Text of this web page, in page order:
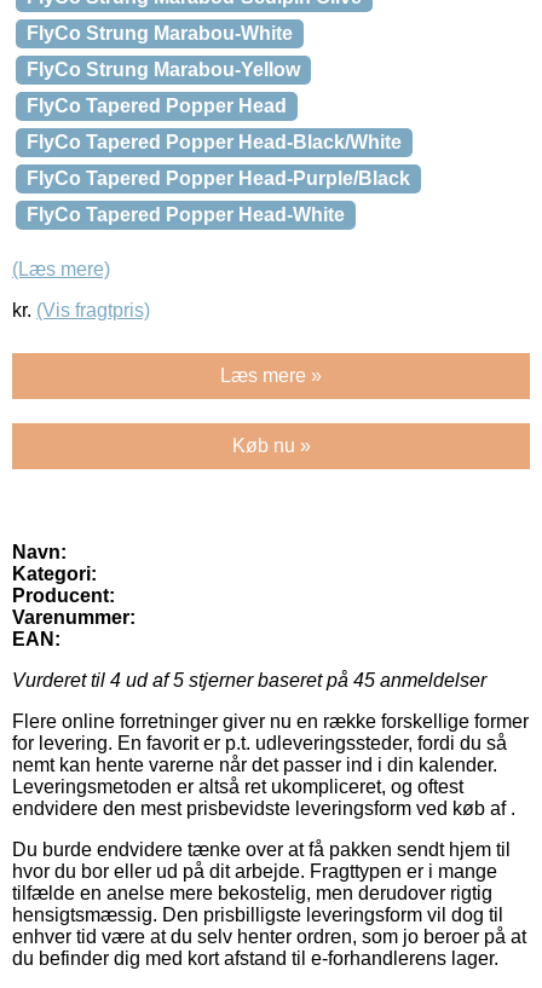
FlyCo Strung Marabou-White
FlyCo Strung Marabou-Yellow
FlyCo Tapered Popper Head
FlyCo Tapered Popper Head-Black/White
FlyCo Tapered Popper Head-Purple/Black
FlyCo Tapered Popper Head-White
(Læs mere)
kr. (Vis fragtpris)
Læs mere »
Køb nu »
Navn:
Kategori:
Producent:
Varenummer:
EAN:
Vurderet til 4 ud af 5 stjerner baseret på 45 anmeldelser
Flere online forretninger giver nu en række forskellige former
for levering. En favorit er p.t. udleveringssteder, fordi du så
nemt kan hente varerne når det passer ind i din kalender.
Leveringsmetoden er altså ret ukompliceret, og oftest
endvidere den mest prisbevidste leveringsform ved køb af .
Du burde endvidere tænke over at få pakken sendt hjem til
hvor du bor eller ud på dit arbejde. Fragttypen er i mange
tilfælde en anelse mere bekostelig, men derudover rigtig
hensigtsmæssig. Den prisbilligste leveringsform vil dog til
enhver tid være at du selv henter ordren, som jo beroer på at
du befinder dig med kort afstand til e-forhandlerens lager.